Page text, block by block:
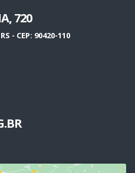
720
- CEP: 90420-110